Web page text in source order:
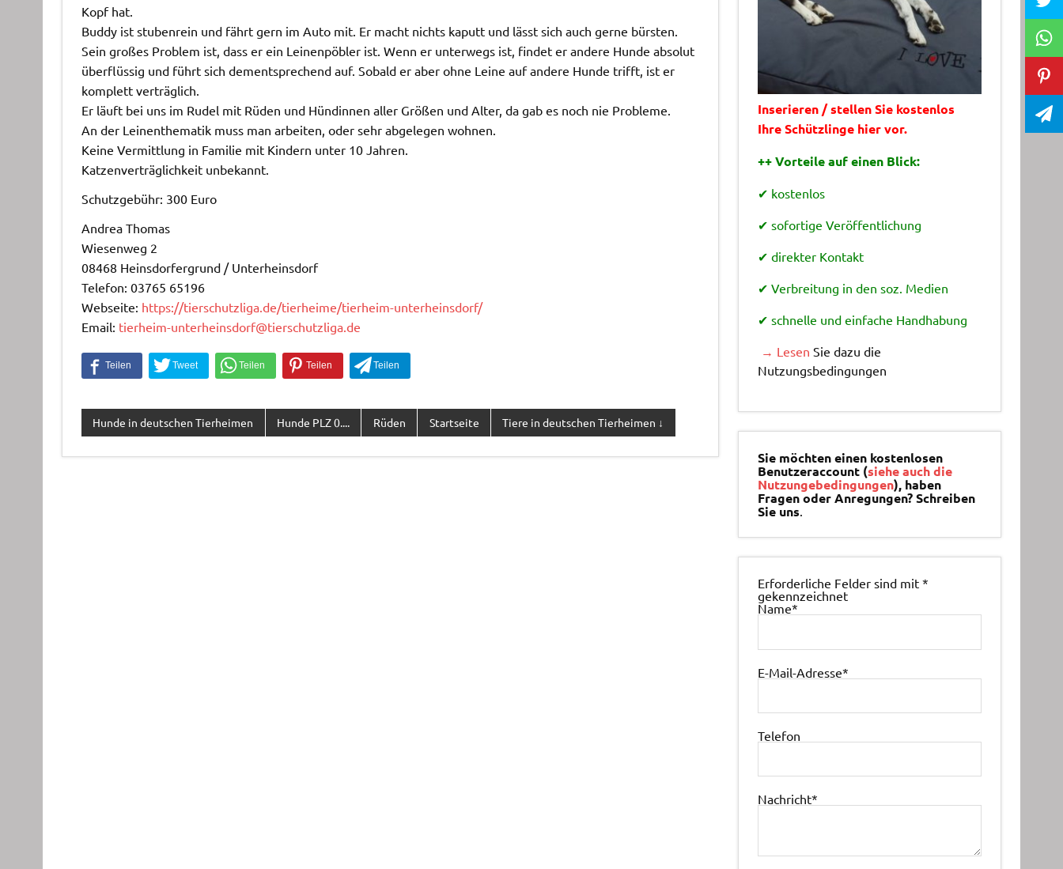
Kopf hat.
Buddy ist stubenrein und fährt gern im Auto mit. Er macht nichts kaputt und lässt sich auch gerne bürsten.
Sein großes Problem ist, dass er ein Leinenpöbler ist. Wenn er unterwegs ist, findet er andere Hunde absolut
überflüssig und führt sich dementsprechend auf. Sobald er aber ohne Leine auf andere Hunde trifft, ist er
komplett verträglich.
Er läuft bei uns im Rudel mit Rüden und Hündinnen aller Größen und Alter, da gab es noch nie Probleme.
An der Leinenthematik muss man arbeiten, oder sehr abgelegen wohnen.
Keine Vermittlung in Familie mit Kindern unter 10 Jahren.
Katzenverträglichkeit unbekannt.
Schutzgebühr: 300 Euro
Andrea Thomas
Wiesenweg 2
08468 Heinsdorfergrund / Unterheinsdorf
Telefon: 03765 65196
Webseite: https://tierschutzliga.de/tierheime/tierheim-unterheinsdorf/
Email: tierheim-unterheinsdorf@tierschutzliga.de
Hunde in deutschen Tierheimen Hunde PLZ 0.... Rüden Startseite Tiere in deutschen Tierheimen ↓
Inserieren / stellen Sie kostenlos
Ihre Schützlinge hier vor.
++ Vorteile auf einen Blick:
✔ kostenlos
✔ sofortige Veröffentlichung
✔ direkter Kontakt
✔ Verbreitung in den soz. Medien
✔ schnelle und einfache Handhabung
→ Lesen Sie dazu die
Nutzungsbedingungen
Sie möchten einen kostenlosen
Benutzeraccount (siehe auch die
Nutzungebedingungen), haben
Fragen oder Anregungen? Schreiben
Sie uns.
Erforderliche Felder sind mit*
gekennzeichnet
Name*
E-Mail-Adresse*
Telefon
Nachricht*